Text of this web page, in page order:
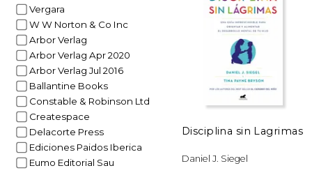
Vergara
W W Norton & Co Inc
Arbor Verlag
Arbor Verlag Apr 2020
Arbor Verlag Jul 2016
Ballantine Books
Constable & Robinson Ltd
Createspace
Delacorte Press
Ediciones Paidos Iberica
Eumo Editorial Sau
15%
dcto.
Disciplina sin Lagrimas
Daniel J. Siegel